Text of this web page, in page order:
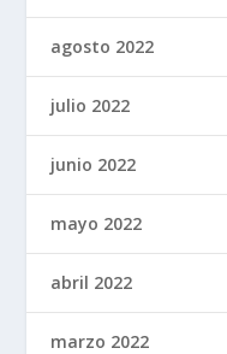
agosto 2022
julio 2022
junio 2022
mayo 2022
abril 2022
marzo 2022